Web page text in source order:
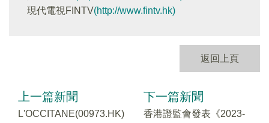
現代電視FINTV(http://www.fintv.hk)
返回上頁
上一篇新聞
L'OCCITANE(00973.HK)
下一篇新聞
香港證監會發表《2023-